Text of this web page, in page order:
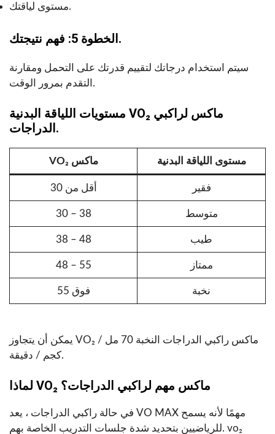
مستوى لياقتك.
الخطوة 5: فهم نتيجتك.
سيتم استخدام درجاتك لتقييم قدرتك على التحمل ومقارنة
التقدم بمرور الوقت.
مستويات اللياقة البدنية VO₂ ماكس لراكبي
الدراجات.
VO₂ ماكس مستوى اللياقة البدنية
أقل من 30 فقير
30 – 38 متوسط
38 – 48 طيب
48 – 55 ممتاز
فوق 55 نخبة
يمكن أن يتجاوز VO₂ ماكس راكبي الدراجات النخبة 70 مل /
كجم / دقيقة.
لماذا VO₂ ماكس مهم لراكبي الدراجات؟
في حالة راكبي الدراجات ، يعد VO MAX مهمًا لأنه يسمح
للرياضيين بتحديد شدة جلسات التدريب الخاصة بهم. vo₂